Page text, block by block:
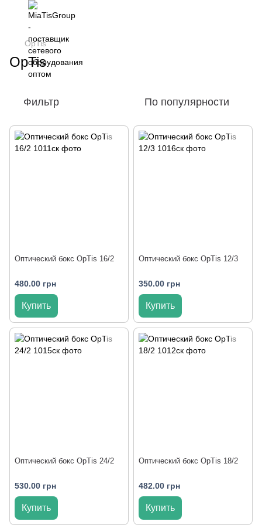
OpTis
OpTis
Фильтр По популярности
Оптический бокс OpTis 16/2
480.00 грн
Купить
Оптический бокс OpTis 12/3
350.00 грн
Купить
Оптический бокс OpTis 24/2
530.00 грн
Купить
Оптический бокс OpTis 18/2
482.00 грн
Купить